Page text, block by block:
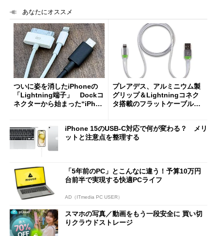
あなたにオススメ
ついに姿を消したiPhoneの
「Lightning端子」 Dockコ
ネクターから始まった“iPhon
プレアデス、アルミニウム製
グリップ＆Lightningコネク
タ搭載のフラットケーブルを
iPhone 15のUSB-C対応で何が変わる？ メリ
ットと注意点を整理する
「5年前のPC」とこんなに違う！予算10万円
台前半で実現する快適PCライフ
AD（ITmedia PC USER）
スマホの写真／動画をもう一段安全に 買い切
りクラウドストレージ